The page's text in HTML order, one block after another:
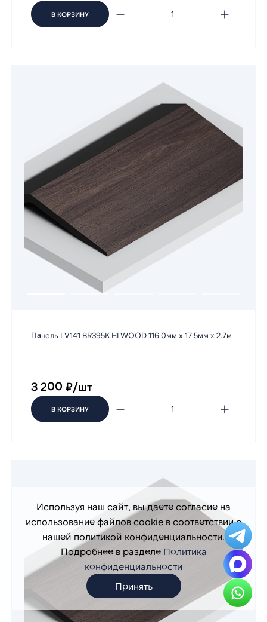
В КОРЗИНУ
Панель LV141 BR395K HI WOOD 116.0мм х 17.5мм х 2.7м
3 200 ₽/шт
В КОРЗИНУ
Используя наш сайт, вы даете согласие на
использование файлов cookie в соответствии с
нашей политикой конфиденциальности.
Подробнее в разделе Политика
конфиденциальности
Принять